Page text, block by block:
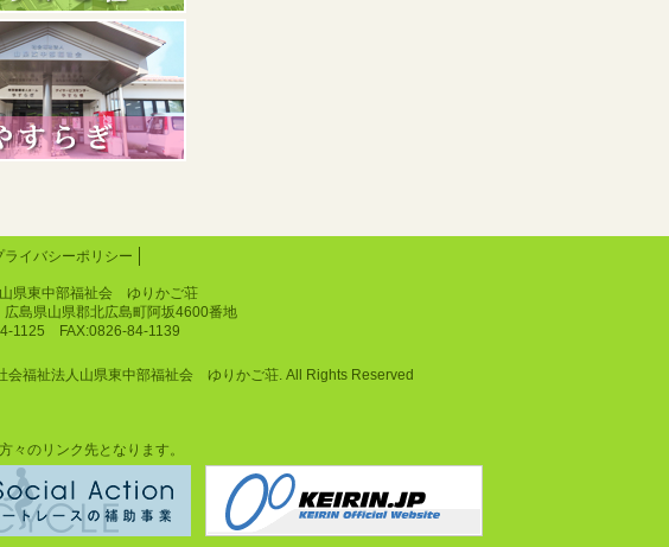
ライバシーポリシー
県東中部福祉会 ゆりかご荘
島県山県郡北広島町阿坂4600番地
1125 FAX:0826-84-1139
会福祉法人山県東中部福祉会 ゆりかご荘. All Rights Reserved
々のリンク先となります。